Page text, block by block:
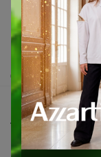
Как здесь все
Как сделать
Как получить?
Доставка
Шоурумы
Торговые марки
Наша команда